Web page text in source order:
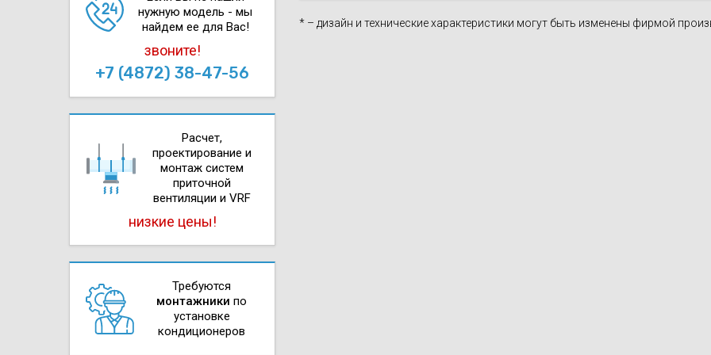
нужную модель - мы
найдем ее для Вас!
звоните!
+7 (4872) 38-47-56
Расчет,
проектирова­ние и
монтаж систем
приточной
вентиляции и VRF
низкие цены!
Требуются
монтажники по
установке
кондиционеров
* – дизайн и технические характеристики могут быть изменены фирмой